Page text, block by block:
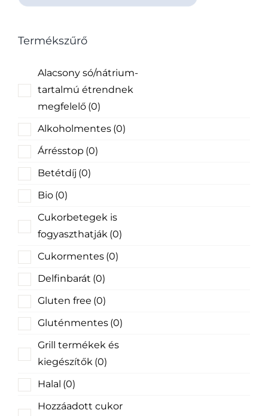
Termékszűrő
Alacsony só/nátrium-
tartalmú étrendnek
megfelelő (0)
Alkoholmentes (0)
Árrésstop (0)
Betétdíj (0)
Bio (0)
Cukorbetegek is
fogyaszthatják (0)
Cukormentes (0)
Delfinbarát (0)
Gluten free (0)
Gluténmentes (0)
Grill termékek és
kiegészítők (0)
Halal (0)
Hozzáadott cukor